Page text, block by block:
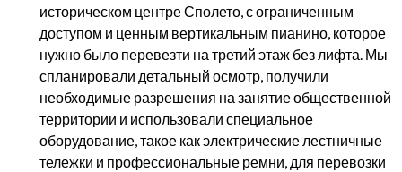
историческом центре Сполето, с ограниченным
доступом и ценным вертикальным пианино, которое
нужно было перевезти на третий этаж без лифта. Мы
спланировали детальный осмотр, получили
необходимые разрешения на занятие общественной
территории и использовали специальное
оборудование, такое как электрические лестничные
тележки и профессиональные ремни, для перевозки